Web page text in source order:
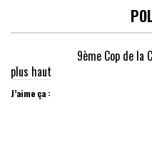
9ème Cop de la
plus haut
J’aime ça :